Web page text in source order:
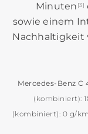
Minuten [3]
sowie einem
Nachhaltigkeit
Mercedes‑Benz
(kombiniert):
(kombiniert): 0 g/